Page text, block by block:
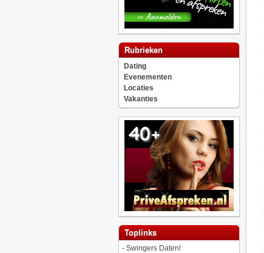
Rubrieken
Dating
Evenementen
Locaties
Vakanties
Toplinks
- Swingers Daten!